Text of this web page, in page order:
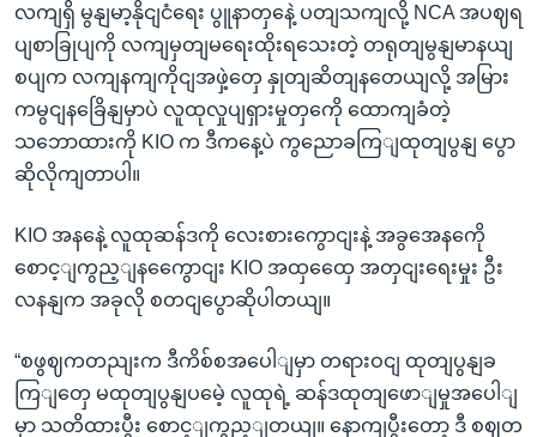
လကျရှိ မွနျမာ့နိုငျငံရေး ပွူနာတှနေဲ့ ပတျသကျလို့ NCA အပဈရ
ပျစာခြုပျကို လကျမှတျမရေးထိုးရသေးတဲ့ တရုတျမွနျမာနယျ
စပျက လကျနကျကိုငျအဖှဲ့တှေ နှုတျဆိတျနတေယျလို့ အမြား
ကမွငျနခြေိနျမှာပဲ လူထုလှုပျရှားမှုတှကေို ထောကျခံတဲ့
သဘောထားကို KIO က ဒီကနေ့ပဲ ကွညောခကြျထုတျပွနျ ပွော
ဆိုလိုကျတာပါ။
KIO အနနေဲ့ လူထုဆန်ဒကို လေးစားကွောငျးနဲ့ အခွအေနကေို
စောင့ျကွည့ျနကွေောငျး KIO အထှထှေေ အတှငျးရေးမှုး ဦး
လနနျက အခုလို စတငျပွောဆိုပါတယျ။
“စဖွဈကတညျးက ဒီကိစ်စအပေါျမှာ တရားဝငျ ထုတျပွနျခ
ကြျတှေ မထုတျပွနျပမေဲ့ လူထုရဲ့ ဆန်ဒထုတျဖောျမှုအပေါျ
မှာ သတိထားပွီး စောင့ျကွည့ျတယျ။ နောကျပွီးတော့ ဒီ စဈတ